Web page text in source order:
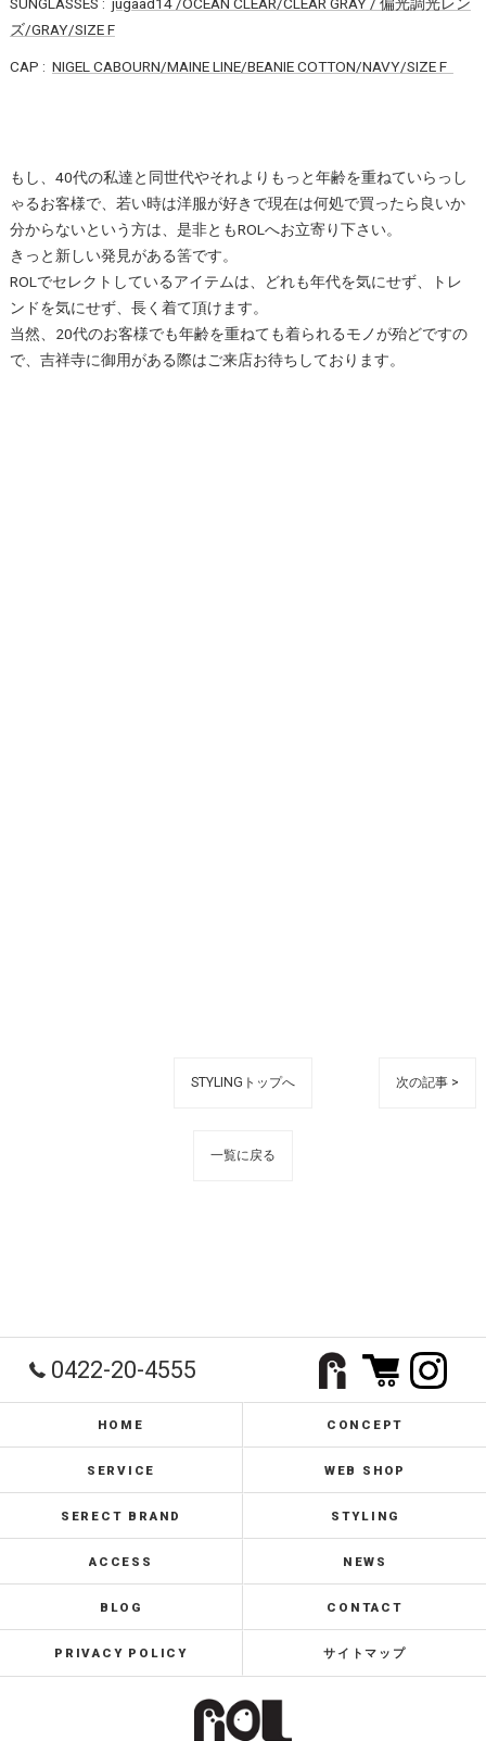
ズ/GRAY/SIZE F
CAP : NIGEL CABOURN/MAINE LINE/BEANIE COTTON/NAVY/SIZE F
もし、40代の私達と同世代やそれよりもっと年齢を重ねていらっし
ゃるお客様で、若い時は洋服が好きで現在は何処で買ったら良いか
分からないという方は、是非ともROLへお立寄り下さい。
きっと新しい発見がある筈です。
ROLでセレクトしているアイテムは、どれも年代を気にせず、トレ
ンドを気にせず、長く着て頂けます。
当然、20代のお客様でも年齢を重ねても着られるモノが殆どですの
で、吉祥寺に御用がある際はご来店お待ちしております。
STYLINGトップへ 次の記事 >
一覧に戻る
0422-20-4555
HOME CONCEPT
SERVICE WEB SHOP
SERECT BRAND STYLING
ACCESS NEWS
BLOG CONTACT
PRIVACY POLICY サイトマップ